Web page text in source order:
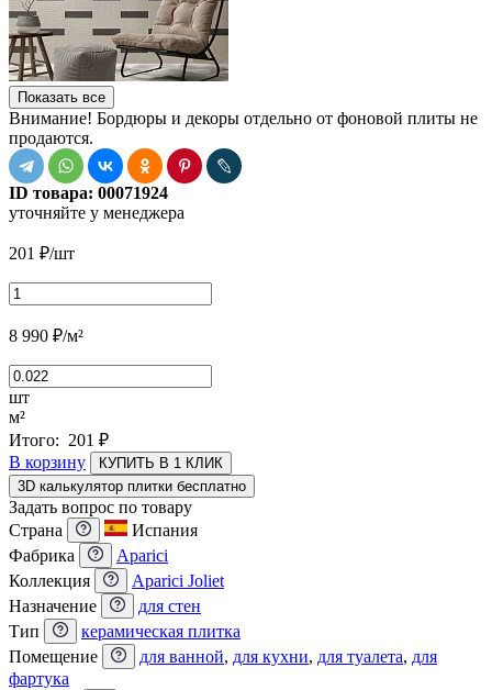
Показать все
Внимание! Бордюры и декоры отдельно от фоновой плиты не
продаются.
ID товара: 00071924
уточняйте у менеджера
201 ₽/шт
8 990 ₽/м²
шт
м²
Итого: 201 ₽
В корзину
КУПИТЬ В 1 КЛИК
3D калькулятор плитки бесплатно
Задать вопрос по товару
Страна
Испания
Фабрика
Aparici
Коллекция
Aparici Joliet
Назначение
для стен
Тип
керамическая плитка
Помещение
для ванной, для кухни, для туалета, для
фартука